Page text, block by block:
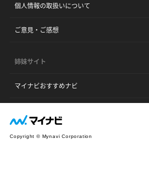
個人情報の取扱いについて
ご意見・ご感想
姉妹サイト
マイナビおすすめナビ
Copyright © Mynavi Corporation